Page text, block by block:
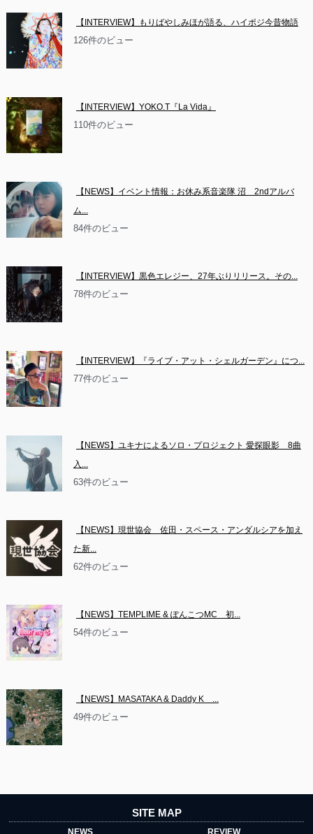
【INTERVIEW】もりばやしみほが語る、ハイポジ今昔物語
126件のビュー
【INTERVIEW】YOKO.T『La Vida』
110件のビュー
【NEWS】イベント情報：お休み系音楽隊 沼　2ndアルバ
ム...
84件のビュー
【INTERVIEW】黒色エレジー、27年ぶりリリース。その...
78件のビュー
【INTERVIEW】『ライブ・アット・シェルガーデン』につ...
77件のビュー
【NEWS】ユキナによるソロ・プロジェクト 愛探眼影　8曲
入...
63件のビュー
【NEWS】現世協会　佐田・スペース・アンダルシアを加え
た新...
62件のビュー
【NEWS】TEMPLIME & ぽんこつMC　初...
54件のビュー
【NEWS】MASATAKA & Daddy K　...
49件のビュー
SITE MAP
NEWS REVIEW